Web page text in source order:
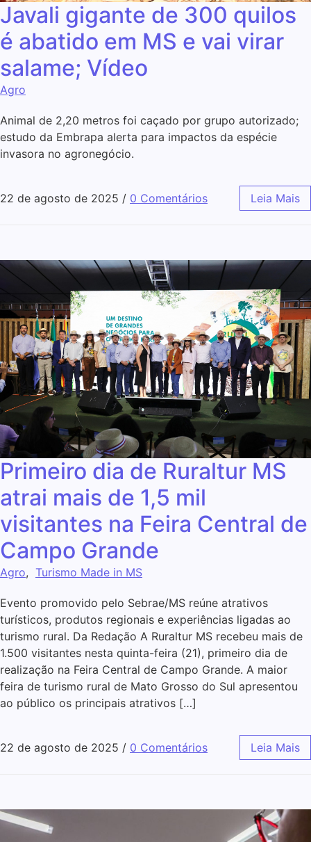
Javali gigante de 300 quilos
é abatido em MS e vai virar
salame; Vídeo
Agro
Animal de 2,20 metros foi caçado por grupo autorizado;
estudo da Embrapa alerta para impactos da espécie
invasora no agronegócio.
22 de agosto de 2025 / 0 Comentários Leia Mais
Primeiro dia de Ruraltur MS
atrai mais de 1,5 mil
visitantes na Feira Central de
Campo Grande
Agro, Turismo Made in MS
Evento promovido pelo Sebrae/MS reúne atrativos
turísticos, produtos regionais e experiências ligadas ao
turismo rural. Da Redação A Ruraltur MS recebeu mais de
1.500 visitantes nesta quinta-feira (21), primeiro dia de
realização na Feira Central de Campo Grande. A maior
feira de turismo rural de Mato Grosso do Sul apresentou
ao público os principais atrativos […]
22 de agosto de 2025 / 0 Comentários Leia Mais